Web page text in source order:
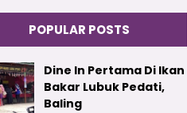
POPULAR POSTS
Dine In Pertama Di Ikan
Bakar Lubuk Pedati,
Baling